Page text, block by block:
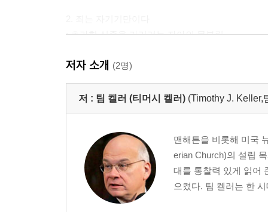
: 초라한 실존을 가리려는 자아의 몸부림
3. 죄는 누룩이다
: 인생의 단맛을 앗아 가는 강력한 침투
5. 죄는 자기 의다
: ‘선’의 얼굴로 위장한 뒤틀린 열심
6. 죄는 나병이다 Ⅰ
저자 소개 (2명)
저 : 팀 켈러 (티머시 켈러) (Timothy J. Keller,
맨해튼을 비롯해 미국
erian Church)의 설립
대를 통찰력 있게 읽어
으켰다. 팀 켈러는 한